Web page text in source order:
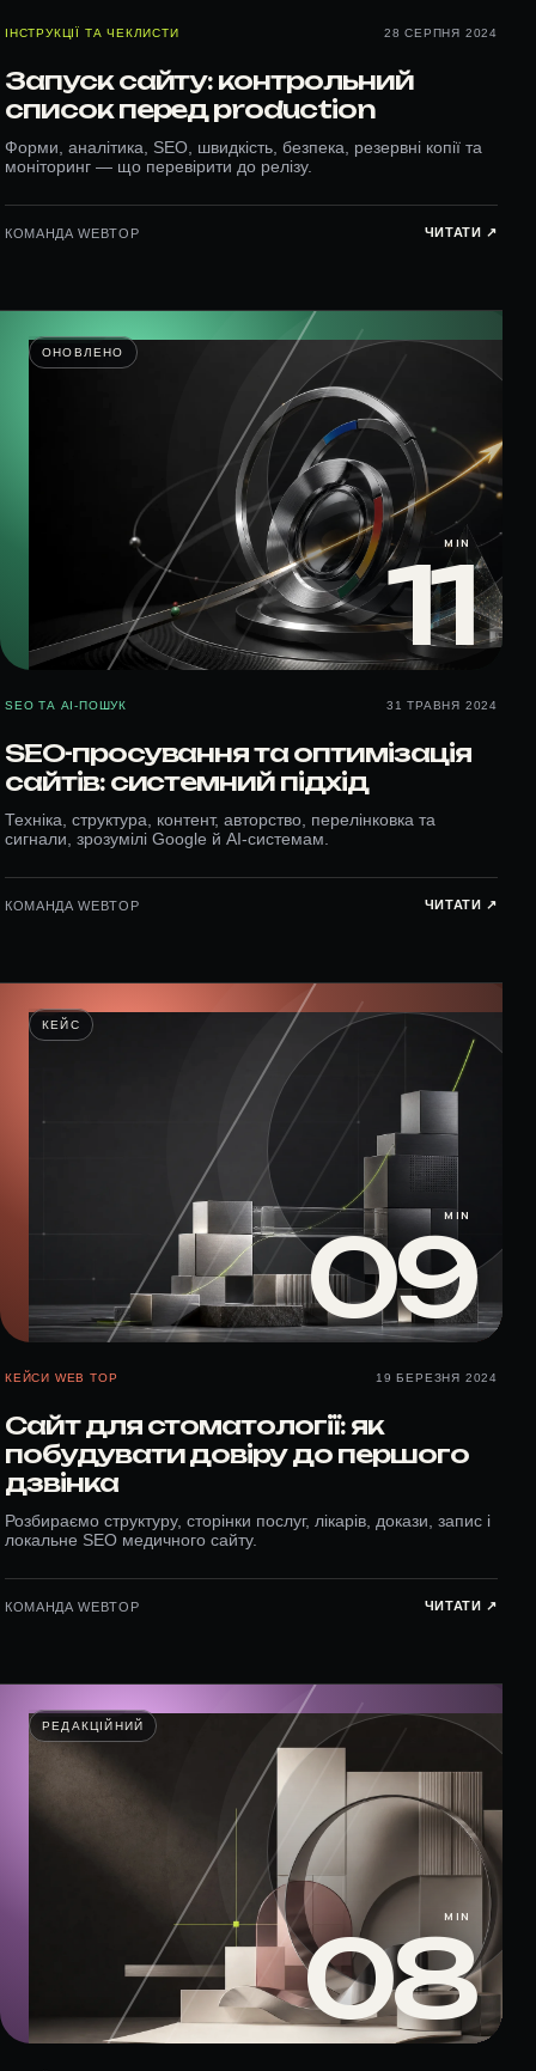
ІНСТРУКЦІЇ ТА ЧЕКЛИСТИ 28 СЕРПНЯ 2024
Запуск сайту: контрольний
список перед production
Форми, аналітика, SEO, швидкість, безпека, резервні копії та
моніторинг — що перевірити до релізу.
КОМАНДА WEBTOP ЧИТАТИ ↗︎
ОНОВЛЕНО
11
MIN
SEO ТА AI-ПОШУК 31 ТРАВНЯ 2024
SEO-просування та оптимізація
сайтів: системний підхід
Техніка, структура, контент, авторство, перелінковка та
сигнали, зрозумілі Google й AI-системам.
КОМАНДА WEBTOP ЧИТАТИ ↗︎
КЕЙС
09
MIN
КЕЙСИ WEB TOP 19 БЕРЕЗНЯ 2024
Сайт для стоматології: як
побудувати довіру до першого
дзвінка
Розбираємо структуру, сторінки послуг, лікарів, докази, запис і
локальне SEO медичного сайту.
КОМАНДА WEBTOP ЧИТАТИ ↗︎
РЕДАКЦІЙНИЙ
08
MIN